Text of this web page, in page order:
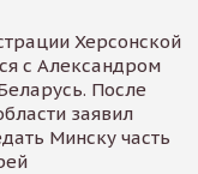
Херсонской
с Александром
После
заявил
Минску часть